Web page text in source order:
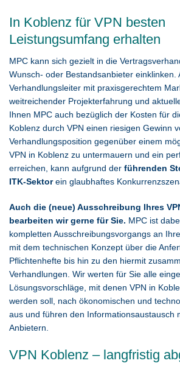
In Koblenz für VPN besten
Leistungsumfang erhalten
MPC kann sich gezielt in die
Wunsch- oder Bestandsanbieter einklinken.
Verhandlungsleiter mit praxisgerechtem
weitreichender Projekterfahrung und
Ihnen MPC auch bezüglich der Kosten für
Koblenz durch VPN einen riesigen Gewinn
Verhandlungsposition gegenüber einem
VPN in Koblenz zu untermauern und ein
erreichen, kann aufgrund der führenden
ITK-Sektorein glaubhaftes
Auch die (neue) Ausschreibung Ihres
bearbeiten wir gerne für Sie. MPC ist
kompletten Ausschreibungsvorgangs an
mit dem technischen Konzept über die
Pflichtenhefte bis hin zu den hiermit
Verhandlungen. Wir werten für Sie alle
Lösungsvorschläge, mit denen VPN in
werden soll, nach ökonomischen und
aus und führen den Informationsaustausch
Anbietern.
VPN Koblenz – langfristig